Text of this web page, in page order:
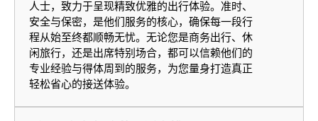
人士，致力于呈现精致优雅的出行体验。准时、
安全与保密，是他们服务的核心，确保每一段行
程从始至终都顺畅无忧。无论您是商务出行、休
闲旅行，还是出席特别场合，都可以信赖他们的
专业经验与得体周到的服务，为您量身打造真正
轻松省心的接送体验。